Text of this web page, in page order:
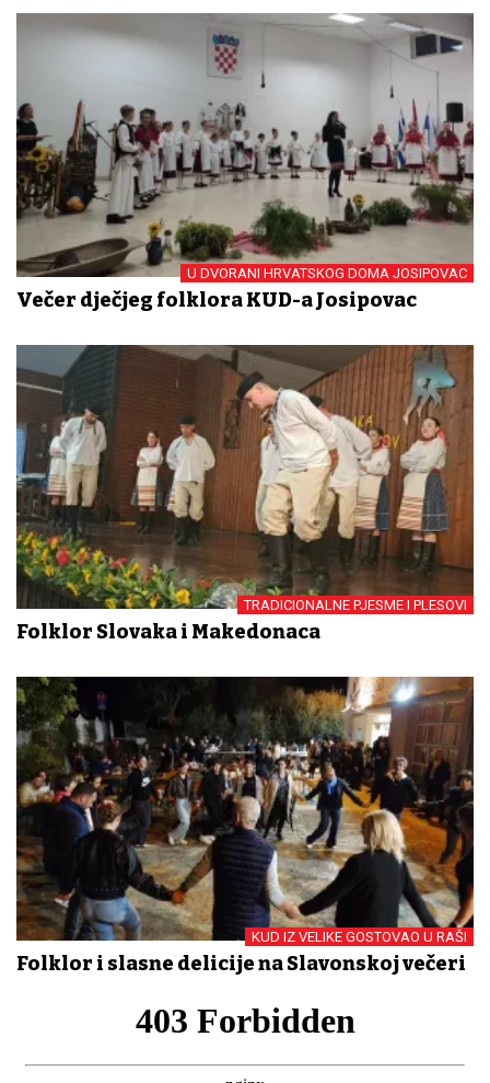
U DVORANI HRVATSKOG DOMA JOSIPOVAC
Večer dječjeg folklora KUD-a Josipovac
TRADICIONALNE PJESME I PLESOVI
Folklor Slovaka i Makedonaca
KUD IZ VELIKE GOSTOVAO U RAŠI
Folklor i slasne delicije na Slavonskoj večeri